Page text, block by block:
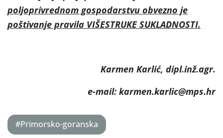
poljoprivrednom gospodarstvu obvezno je
poštivanje pravila VIŠESTRUKE SUKLADNOSTI.
Karmen Karlić, dipl.inž.agr.
e-mail: karmen.karlic@mps.hr
#Primorsko-goranska